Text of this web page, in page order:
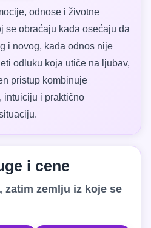
odnose i životne
se obraćaju kada osećaju da
i novog, kada odnos nije
odluku koja utiče na ljubav,
pristup kombinuje
intuiciju i praktično
i cene
zatim zemlju iz koje se